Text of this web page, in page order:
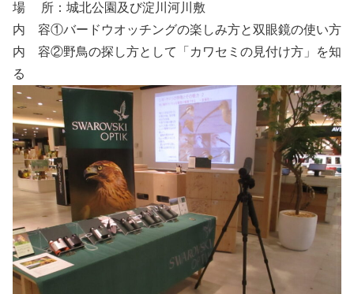
場 所：城北公園及び淀川河川敷
内 容①バードウオッチングの楽しみ方と双眼鏡の使い方
内 容②野鳥の探し方として「カワセミの見付け方」を知
る